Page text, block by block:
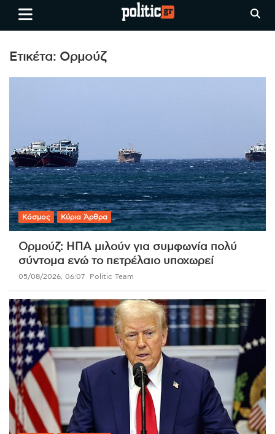
Skip
Ειδήσεις απο τη
Θεσσαλονίκη, την Ελλάδα και
όλο τον Κόσμο
politic.gr
Ετικέτα: Ορμούζ
Κόσμος Κύρια Άρθρα
Ορμούζ: ΗΠΑ μιλούν για συμφωνία πολύ
σύντομα ενώ το πετρέλαιο υποχωρεί
05/08/2026, 06:07 Politic Team